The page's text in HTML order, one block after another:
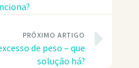
PRÓXIMO ARTIGO
de peso – que
solução há?